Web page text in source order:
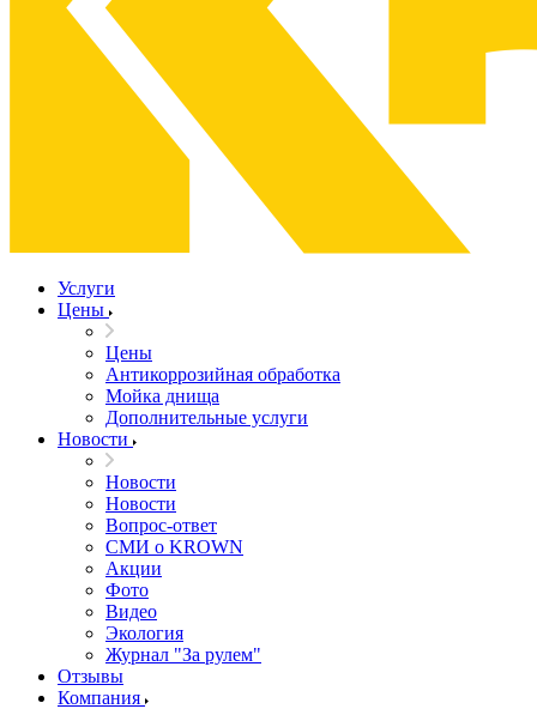
Услуги
Цены
Цены
Антикоррозийная обработка
Мойка днища
Дополнительные услуги
Новости
Новости
Новости
Вопрос-ответ
СМИ о KROWN
Акции
Фото
Видео
Экология
Журнал "За рулем"
Отзывы
Компания